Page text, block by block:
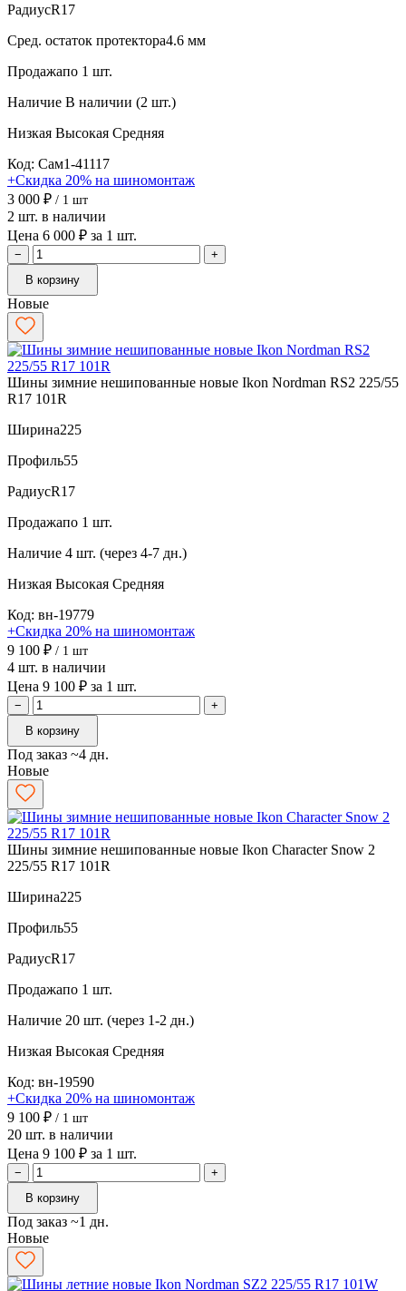
РадиусR17
Сред. остаток протектора4.6 мм
Продажапо 1 шт.
Наличие В наличии (2 шт.)
Низкая Высокая Средняя
Код: Сам1-41117
+Скидка 20% на шиномонтаж
3 000 ₽ / 1 шт
2 шт. в наличии
Цена 6 000 ₽ за 1 шт.
−
+
В корзину
Новые
Шины зимние нешипованные новые Ikon Nordman RS2 225/55
R17 101R
Ширина225
Профиль55
РадиусR17
Продажапо 1 шт.
Наличие 4 шт. (через 4-7 дн.)
Низкая Высокая Средняя
Код: вн-19779
+Скидка 20% на шиномонтаж
9 100 ₽ / 1 шт
4 шт. в наличии
Цена 9 100 ₽ за 1 шт.
−
+
В корзину
Под заказ ~4 дн.
Новые
Шины зимние нешипованные новые Ikon Character Snow 2
225/55 R17 101R
Ширина225
Профиль55
РадиусR17
Продажапо 1 шт.
Наличие 20 шт. (через 1-2 дн.)
Низкая Высокая Средняя
Код: вн-19590
+Скидка 20% на шиномонтаж
9 100 ₽ / 1 шт
20 шт. в наличии
Цена 9 100 ₽ за 1 шт.
−
+
В корзину
Под заказ ~1 дн.
Новые